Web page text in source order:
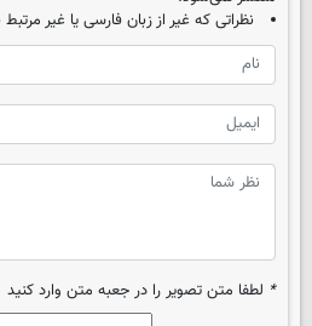
نظراتی که غیر از زبان فارسی یا غیر
* لطفا متن تصویر را در جعبه متن وارد کنید